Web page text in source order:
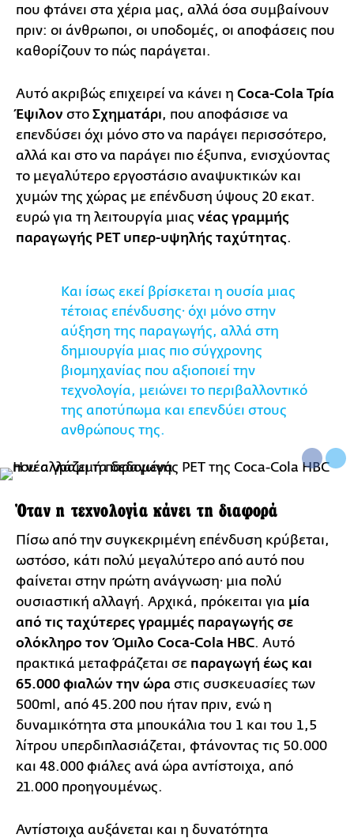
που φτάνει στα χέρια μας, αλλά όσα συμβαίνουν
πριν: οι άνθρωποι, οι υποδομές, οι αποφάσεις που
καθορίζουν το πώς παράγεται.
Αυτό ακριβώς επιχειρεί να κάνει η Coca-Cola Τρία
Έψιλον στο Σχηματάρι, που αποφάσισε να
επενδύσει όχι μόνο στο να παράγει περισσότερο,
αλλά και στο να παράγει πιο έξυπνα, ενισχύοντας
το μεγαλύτερο εργοστάσιο αναψυκτικών και
χυμών της χώρας με επένδυση ύψους 20 εκατ.
ευρώ για τη λειτουργία μιας νέας γραμμής
παραγωγής PET υπερ-υψηλής ταχύτητας.
Και ίσως εκεί βρίσκεται η ουσία μιας
τέτοιας επένδυσης· όχι μόνο στην
αύξηση της παραγωγής, αλλά στη
δημιουργία μιας πιο σύγχρονης
βιομηχανίας που αξιοποιεί την
τεχνολογία, μειώνει το περιβαλλοντικό
της αποτύπωμα και επενδύει στους
ανθρώπους της.
Όταν η τεχνολογία κάνει τη διαφορά
Πίσω από την συγκεκριμένη επένδυση κρύβεται,
ωστόσο, κάτι πολύ μεγαλύτερο από αυτό που
φαίνεται στην πρώτη ανάγνωση· μια πολύ
ουσιαστική αλλαγή. Αρχικά, πρόκειται για μία
από τις ταχύτερες γραμμές παραγωγής σε
ολόκληρο τον Όμιλο Coca-Cola HBC. Αυτό
πρακτικά μεταφράζεται σε παραγωγή έως και
65.000 φιαλών την ώρα στις συσκευασίες των
500ml, από 45.200 που ήταν πριν, ενώ η
δυναμικότητα στα μπουκάλια του 1 και του 1,5
λίτρου υπερδιπλασιάζεται, φτάνοντας τις 50.000
και 48.000 φιάλες ανά ώρα αντίστοιχα, από
21.000 προηγουμένως.
Αντίστοιχα αυξάνεται και η δυνατότητα